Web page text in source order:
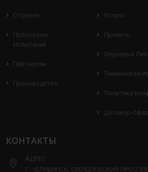
О Группе
Протоколы
Испытаний
Партнерам
Производство
Услуги
Проекты
Опросные
Техническая
Политика
Договор-
КОНТАКТЫ
АДРЕС:
Г. ЧЕЛЯБИНСК, СВЕРДЛОВСКИЙ